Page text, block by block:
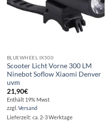
BLUEWHEEL IX500
Scooter Licht Vorne 300 LM
Ninebot Soflow Xiaomi Denver
uvm
21,90€
Enthält 19% Mwst
zzgl. Versand
Lieferzeit: ca. 2-3 Werktage